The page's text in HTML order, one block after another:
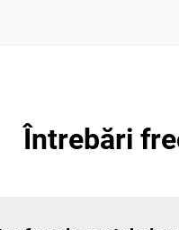
Întrebări